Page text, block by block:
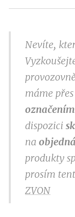
Nevíte,
máme přes
označením
dispozici
na
produkty
prosím
ZVON